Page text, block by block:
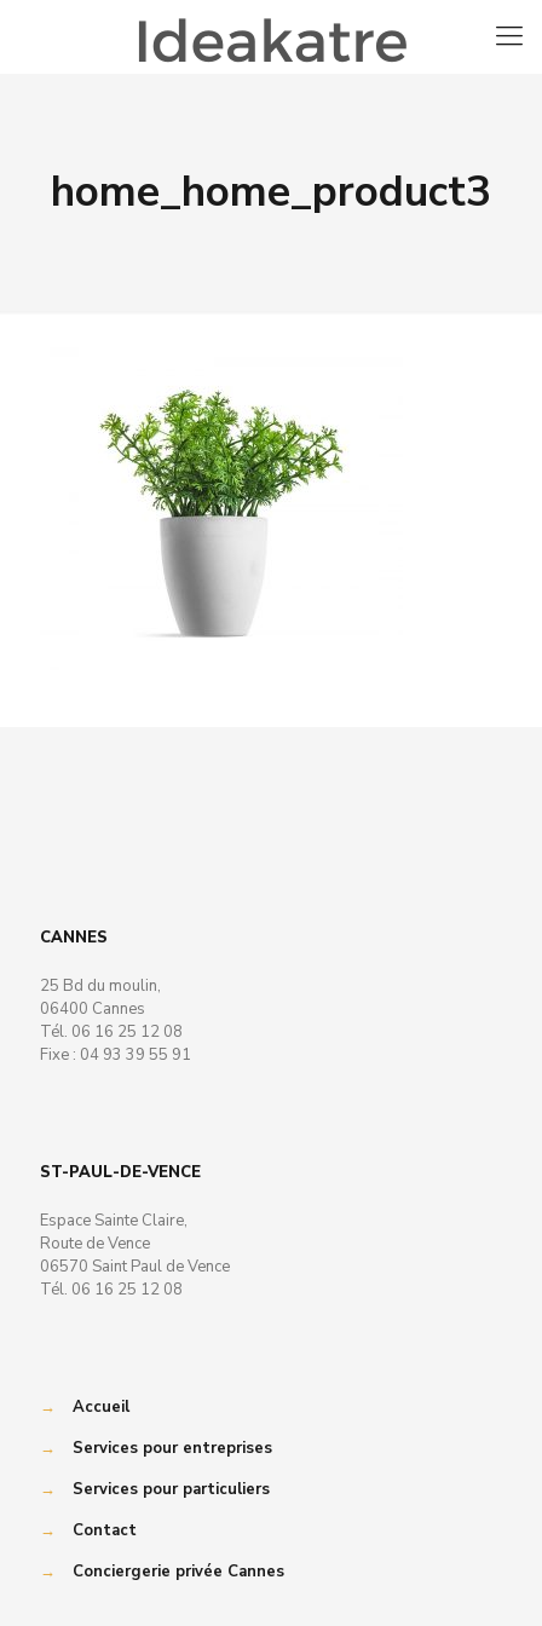
home_home_product3
CANNES
25 Bd du moulin,
06400 Cannes
Tél. 06 16 25 12 08
Fixe : 04 93 39 55 91
ST-PAUL-DE-VENCE
Espace Sainte Claire,
Route de Vence
06570 Saint Paul de Vence
Tél. 06 16 25 12 08
→
Accueil
→
Services pour entreprises
→
Services pour particuliers
→
Contact
→
Conciergerie privée Cannes